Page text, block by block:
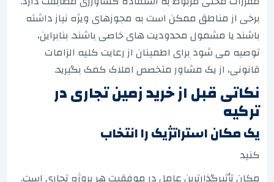
برخی از مناطق ممکن است به مجوزهای ویژه نیاز داشته
باشند یا مشمول محدودیت های خاصی باشند. بنابراین،
توصیه می شود برای اطمینان از رعایت کلیه الزامات
قانونی، از یک مشاور متخصص املاک کمک بگیرید.
نکاتی قبل از خرید زمین تجاری در
ترکیه
یک مکان استراتژیک را انتخاب
کنید
مکان تأثیرگذارترین عامل در موفقیت هر پروژه تجاری است.